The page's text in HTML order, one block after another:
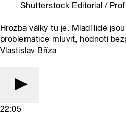
Shutterstock Editorial /
Hrozba války tu je. Mladí lidé
problematice mluvit, hodnotí
Vlastislav Bříza
22:05